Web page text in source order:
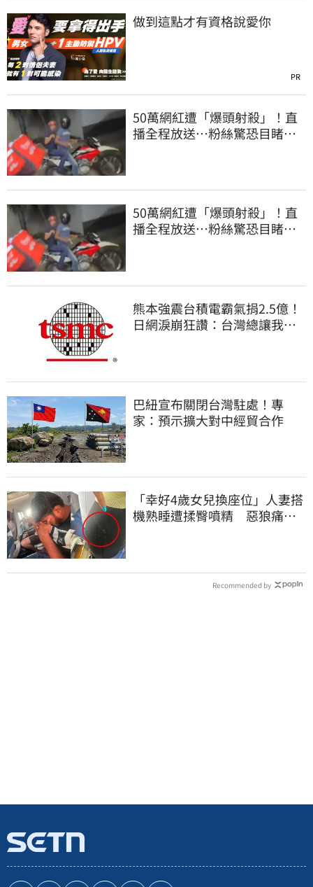
做到這點才有資格說愛你
PR
50萬網紅遭「爆頭射殺」！直
播全程放送…粉絲驚恐目睹慘
50萬網紅遭「爆頭射殺」！直
播全程放送…粉絲驚恐目睹慘
熊本強震台積電霸氣捐2.5億！
日網淚崩狂讚：台灣總讓我們
巴紐宣布關閉台灣駐處！專
家：預示擴大對中經貿合作
「幸好4歲女兒換座位」人妻搭
機熟睡遭揉臀噴精 惡狼痛哭
Recommended by